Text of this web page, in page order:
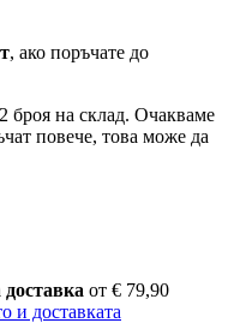
, ако поръчате до
броя на склад. Очакваме
повече, това може да
от € 79,90
и доставката